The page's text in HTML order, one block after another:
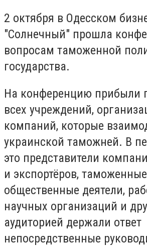
2 октября в Одесском
"Солнечный" прошла
вопросам таможенной
государства.
На конференцию прибыли
всех учреждений,
компаний, которые
украинской таможней. В
это представители
и экспортёров,
общественные деятели,
научных организаций и
аудиторией держали ответ
непосредственные